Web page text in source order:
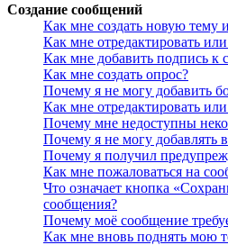
Создание сообщений
Как мне создать новую тему
Как мне отредактировать
Как мне добавить подпись к
Как мне создать опрос?
Почему я не могу добавить
Как мне отредактировать
Почему мне недоступны
Почему я не могу добавлять
Почему я получил
Как мне пожаловаться на
Что означает кнопка
сообщения?
Почему моё сообщение
Как мне вновь поднять мою